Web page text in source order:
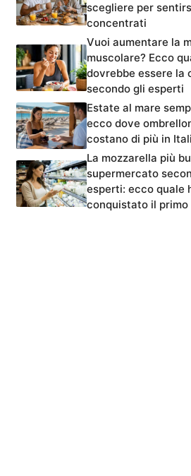
scegliere per
concentrati
Vuoi aumentare la
muscolare? Ecco
dovrebbe essere la
secondo gli esperti
Estate al mare
ecco dove
costano di più in
La mozzarella più
supermercato
esperti: ecco quale
conquistato il primo